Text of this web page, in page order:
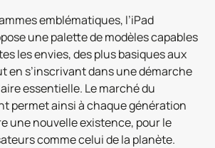
emblématiques, l’iPad
une palette de modèles capables
les envies, des plus basiques aux
en s’inscrivant dans une démarche
essentielle. Le marché du
permet ainsi à chaque génération
une nouvelle existence, pour le
comme celui de la planète.